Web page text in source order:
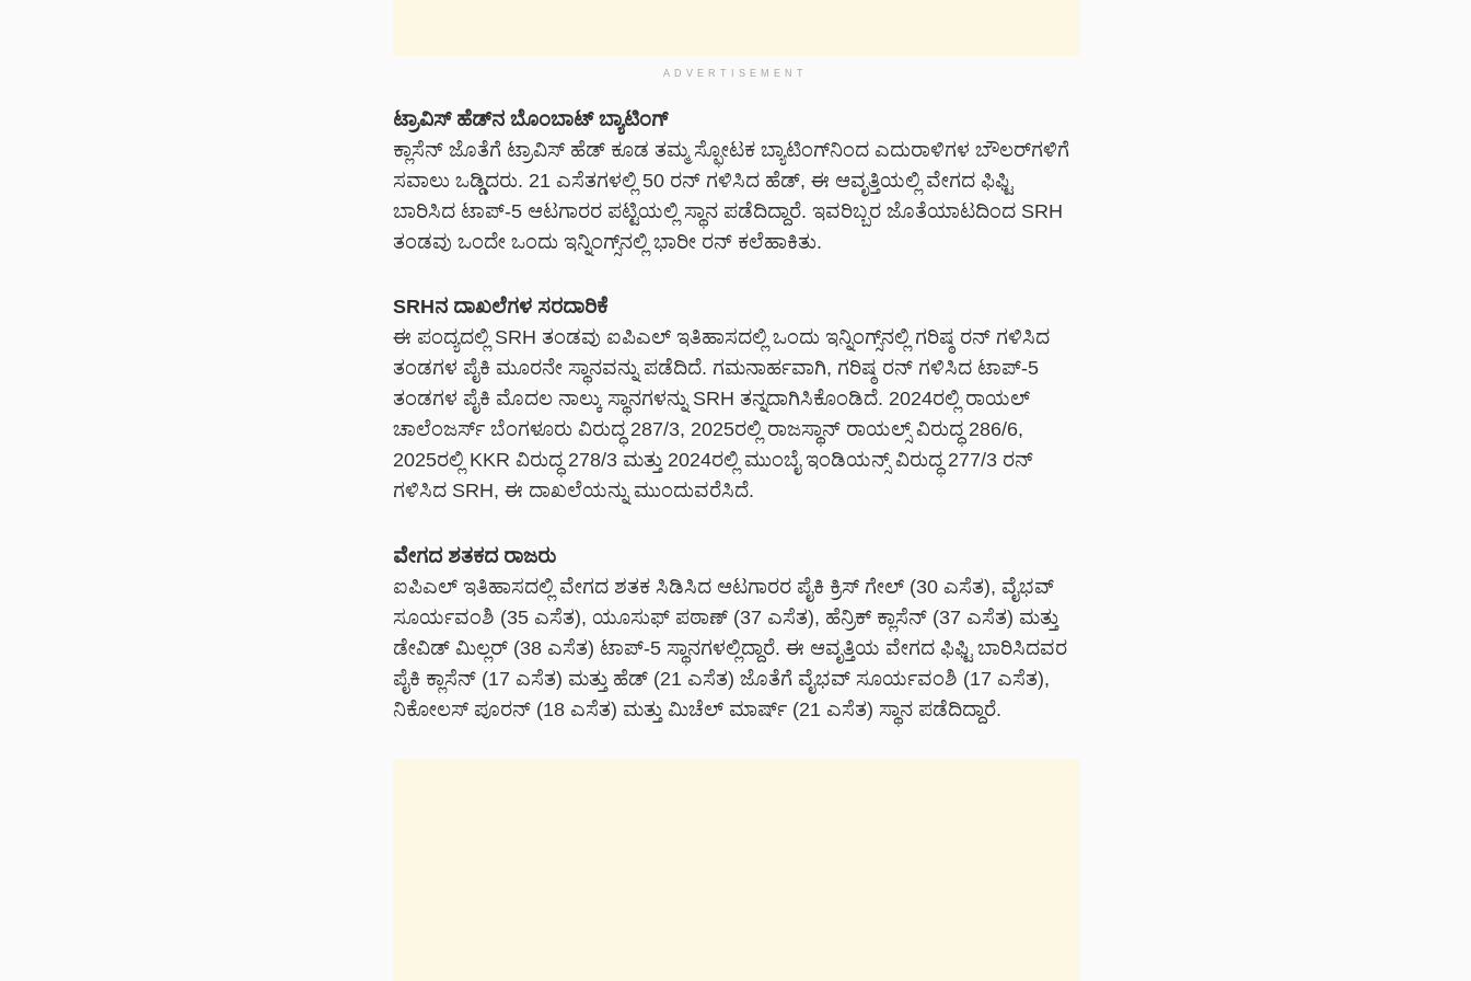
ADVERTISEMENT
ಟ್ರಾವಿಸ್‌ ಹೆಡ್‌ನ ಬೊಂಬಾಟ್‌ ಬ್ಯಾಟಿಂಗ್
ಕ್ಲಾಸೆನ್‌ ಜೊತೆಗೆ ಟ್ರಾವಿಸ್‌ ಹೆಡ್‌ ಕೂಡ ತಮ್ಮ ಸ್ಫೋಟಕ ಬ್ಯಾಟಿಂಗ್‌ನಿಂದ ಎದುರಾಳಿಗಳ ಬೌಲರ್‌ಗಳಿಗೆ
ಸವಾಲು ಒಡ್ಡಿದರು. 21 ಎಸೆತಗಳಲ್ಲಿ 50 ರನ್‌ ಗಳಿಸಿದ ಹೆಡ್‌, ಈ ಆವೃತ್ತಿಯಲ್ಲಿ ವೇಗದ ಫಿಫ್ಟಿ
ಬಾರಿಸಿದ ಟಾಪ್‌-5 ಆಟಗಾರರ ಪಟ್ಟಿಯಲ್ಲಿ ಸ್ಥಾನ ಪಡೆದಿದ್ದಾರೆ. ಇವರಿಬ್ಬರ ಜೊತೆಯಾಟದಿಂದ SRH
ತಂಡವು ಒಂದೇ ಒಂದು ಇನ್ನಿಂಗ್ಸ್‌ನಲ್ಲಿ ಭಾರೀ ರನ್‌ ಕಲೆಹಾಕಿತು.
SRHನ ದಾಖಲೆಗಳ ಸರದಾರಿಕೆ
ಈ ಪಂದ್ಯದಲ್ಲಿ SRH ತಂಡವು ಐಪಿಎಲ್‌ ಇತಿಹಾಸದಲ್ಲಿ ಒಂದು ಇನ್ನಿಂಗ್ಸ್‌ನಲ್ಲಿ ಗರಿಷ್ಠ ರನ್‌ ಗಳಿಸಿದ
ತಂಡಗಳ ಪೈಕಿ ಮೂರನೇ ಸ್ಥಾನವನ್ನು ಪಡೆದಿದೆ. ಗಮನಾರ್ಹವಾಗಿ, ಗರಿಷ್ಠ ರನ್‌ ಗಳಿಸಿದ ಟಾಪ್‌-5
ತಂಡಗಳ ಪೈಕಿ ಮೊದಲ ನಾಲ್ಕು ಸ್ಥಾನಗಳನ್ನು SRH ತನ್ನದಾಗಿಸಿಕೊಂಡಿದೆ. 2024ರಲ್ಲಿ ರಾಯಲ್‌
ಚಾಲೆಂಜರ್ಸ್‌ ಬೆಂಗಳೂರು ವಿರುದ್ಧ 287/3, 2025ರಲ್ಲಿ ರಾಜಸ್ಥಾನ್‌ ರಾಯಲ್ಸ್‌ ವಿರುದ್ಧ 286/6,
2025ರಲ್ಲಿ KKR ವಿರುದ್ಧ 278/3 ಮತ್ತು 2024ರಲ್ಲಿ ಮುಂಬೈ ಇಂಡಿಯನ್ಸ್‌ ವಿರುದ್ಧ 277/3 ರನ್‌
ಗಳಿಸಿದ SRH, ಈ ದಾಖಲೆಯನ್ನು ಮುಂದುವರೆಸಿದೆ.
ವೇಗದ ಶತಕದ ರಾಜರು
ಐಪಿಎಲ್‌ ಇತಿಹಾಸದಲ್ಲಿ ವೇಗದ ಶತಕ ಸಿಡಿಸಿದ ಆಟಗಾರರ ಪೈಕಿ ಕ್ರಿಸ್‌ ಗೇಲ್‌ (30 ಎಸೆತ), ವೈಭವ್‌
ಸೂರ್ಯವಂಶಿ (35 ಎಸೆತ), ಯೂಸುಫ್‌ ಪಠಾಣ್‌ (37 ಎಸೆತ), ಹೆನ್ರಿಕ್‌ ಕ್ಲಾಸೆನ್‌ (37 ಎಸೆತ) ಮತ್ತು
ಡೇವಿಡ್‌ ಮಿಲ್ಲರ್‌ (38 ಎಸೆತ) ಟಾಪ್‌-5 ಸ್ಥಾನಗಳಲ್ಲಿದ್ದಾರೆ. ಈ ಆವೃತ್ತಿಯ ವೇಗದ ಫಿಫ್ಟಿ ಬಾರಿಸಿದವರ
ಪೈಕಿ ಕ್ಲಾಸೆನ್‌ (17 ಎಸೆತ) ಮತ್ತು ಹೆಡ್‌ (21 ಎಸೆತ) ಜೊತೆಗೆ ವೈಭವ್‌ ಸೂರ್ಯವಂಶಿ (17 ಎಸೆತ),
ನಿಕೋಲಸ್‌ ಪೂರನ್‌ (18 ಎಸೆತ) ಮತ್ತು ಮಿಚೆಲ್‌ ಮಾರ್ಷ್‌ (21 ಎಸೆತ) ಸ್ಥಾನ ಪಡೆದಿದ್ದಾರೆ.